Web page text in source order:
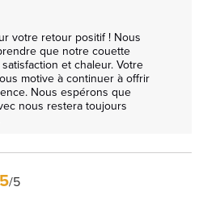
votre retour positif ! Nous
que notre couette
et chaleur. Votre
motive à continuer à offrir
Nous espérons que
nous restera toujours
5/5